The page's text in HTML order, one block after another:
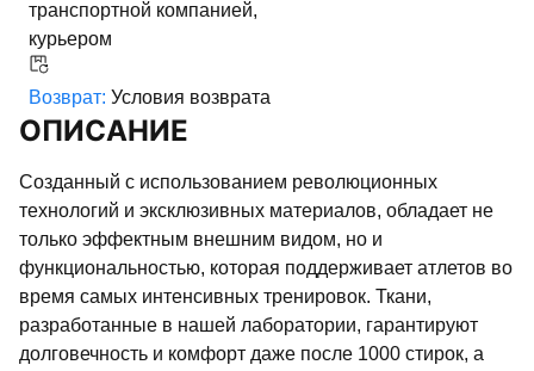
транспортной компанией,
курьером
Возврат: Условия возврата
ОПИСАНИЕ
Созданный с использованием революционных
технологий и эксклюзивных материалов, обладает не
только эффектным внешним видом, но и
функциональностью, которая поддерживает атлетов во
время самых интенсивных тренировок. Ткани,
разработанные в нашей лаборатории, гарантируют
долговечность и комфорт даже после 1000 стирок, а